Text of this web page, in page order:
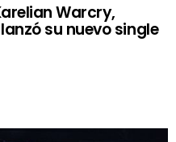
Warcry,
su nuevo single